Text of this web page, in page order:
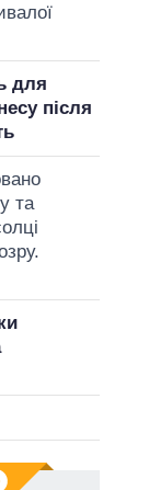
для
після
та